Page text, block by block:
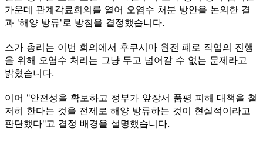
가운데 관계각료회의를 열어 오염수 처분 방안을 논의한 결
과 '해양 방류'로 방침을 결정했습니다.
스가 총리는 이번 회의에서 후쿠시마 원전 폐로 작업의 진행
을 위해 오염수 처리는 그냥 두고 넘어갈 수 없는 문제라고
밝혔습니다.
이어 "안전성을 확보하고 정부가 앞장서 품평 피해 대책을 철
저히 한다는 것을 전제로 해양 방류하는 것이 현실적이라고
판단했다"고 결정 배경을 설명했습니다.